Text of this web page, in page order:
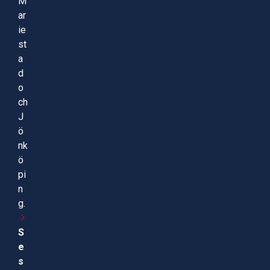
ar
ie
st
a
d
o
ch
J
ö
nk
ö
pi
n
g.
S
e
s